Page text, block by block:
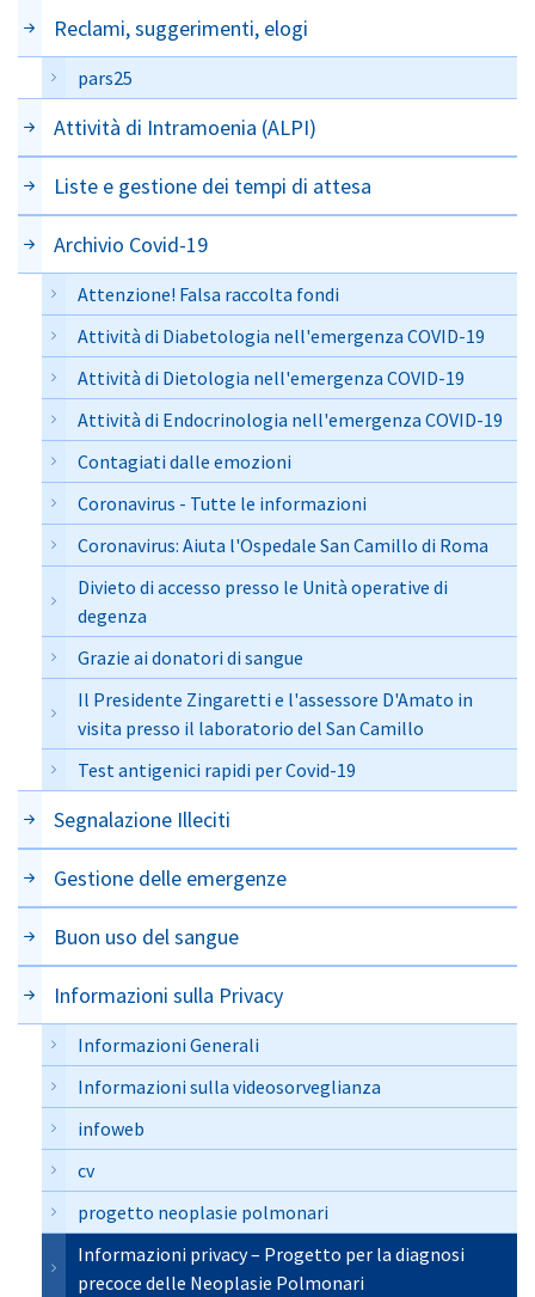
Reclami, suggerimenti, elogi
pars25
Attività di Intramoenia (ALPI)
Liste e gestione dei tempi di attesa
Archivio Covid-19
Attenzione! Falsa raccolta fondi
Attività di Diabetologia nell'emergenza COVID-19
Attività di Dietologia nell'emergenza COVID-19
Attività di Endocrinologia nell'emergenza COVID-19
Contagiati dalle emozioni
Coronavirus - Tutte le informazioni
Coronavirus: Aiuta l'Ospedale San Camillo di Roma
Divieto di accesso presso le Unità operative di
degenza
Grazie ai donatori di sangue
Il Presidente Zingaretti e l'assessore D'Amato in
visita presso il laboratorio del San Camillo
Test antigenici rapidi per Covid-19
Segnalazione Illeciti
Gestione delle emergenze
Buon uso del sangue
Informazioni sulla Privacy
Informazioni Generali
Informazioni sulla videosorveglianza
infoweb
cv
progetto neoplasie polmonari
Informazioni privacy – Progetto per la diagnosi
precoce delle Neoplasie Polmonari